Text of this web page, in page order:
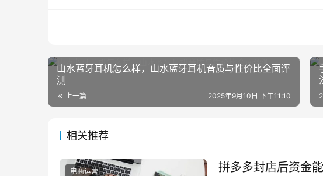
山水蓝牙耳机怎么样，山水蓝牙耳机音质与性价比全面评
测
上一篇 2025年9月10日 下午11:10
相关推荐
电商运营 拼多多封店后资金